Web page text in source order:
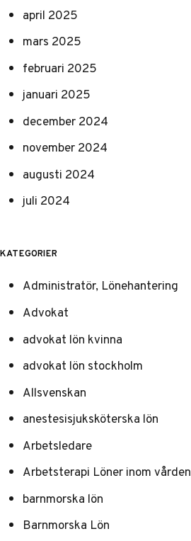
april 2025
mars 2025
februari 2025
januari 2025
december 2024
november 2024
augusti 2024
juli 2024
KATEGORIER
Administratör, Lönehantering
Advokat
advokat lön kvinna
advokat lön stockholm
Allsvenskan
anestesisjuksköterska lön
Arbetsledare
Arbetsterapi Löner inom vården
barnmorska lön
Barnmorska Lön